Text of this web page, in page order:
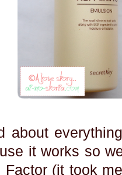
about
it works so
Factor (it took